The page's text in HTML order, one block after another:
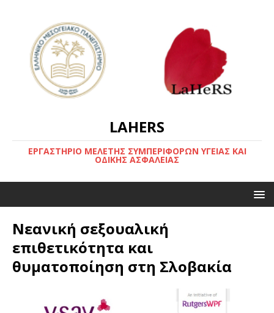
LAHERS
ΕΡΓΑΣΤΗΡΙΟ ΜΕΛΕΤΗΣ ΣΥΜΠΕΡΙΦΟΡΩΝ ΥΓΕΙΑΣ ΚΑΙ
ΟΔΙΚΗΣ ΑΣΦΑΛΕΙΑΣ
Νεανική σεξουαλική
επιθετικότητα και
θυματοποίηση στη Σλοβακία